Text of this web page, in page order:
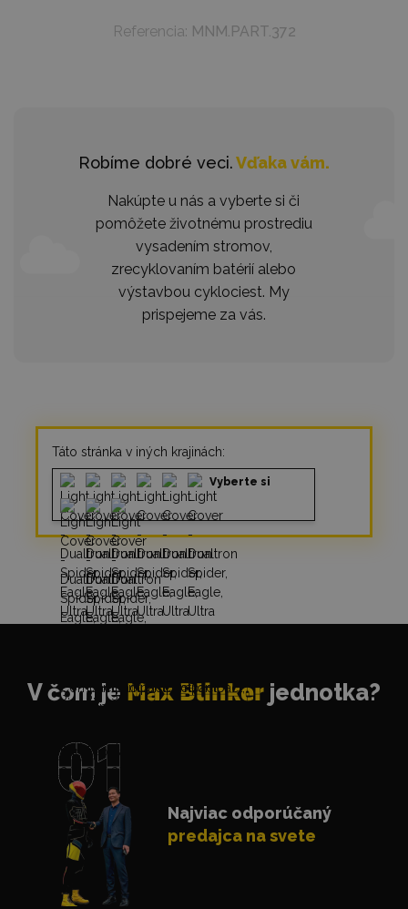
Referencia: MNM.PART.372
Robíme dobré veci.Vďaka vám.
Nakúpte u nás a vyberte si či
pomôžete životnému prostrediu
vysadením stromov,
zrecyklovaním batérií alebo
výstavbou cyklociest. My
prispejeme za vás.
Táto stránka v iných krajinách:
Vyberte si
V čom je Max Blinker jednotka?
Najviac odporúčaný
predajca na svete